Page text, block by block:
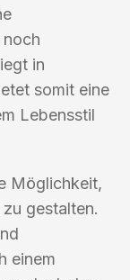
in
somit eine
Lebensstil
Möglichkeit,
gestalten.
einem